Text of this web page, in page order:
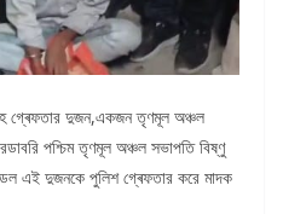
গ্ৰেফতার দুজন,একজন তৃণমূল অঞ্চল
পশ্চিম তৃণমূল অঞ্চল সভাপতি বিষ্ণু
এই দুজনকে পুলিশ গ্ৰেফতার করে মাদক